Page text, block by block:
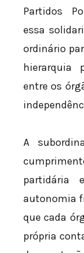
Partidos
essa
ordinário
hierarquia
entre os
A
partidária
autonomia
que cada
própria